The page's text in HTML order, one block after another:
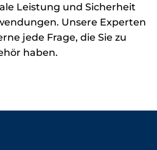
Leistung und Sicherheit
Unsere Experten
jede Frage, die Sie zu
haben.